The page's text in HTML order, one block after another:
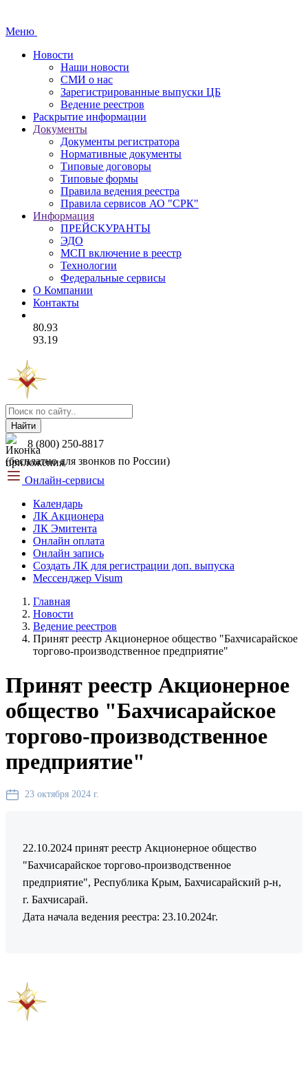
Меню
Новости
Наши новости
СМИ о нас
Зарегистрированные выпуски ЦБ
Ведение реестров
Раскрытие информации
Документы
Документы регистратора
Нормативные документы
Типовые договоры
Типовые формы
Правила ведения реестра
Правила сервисов АО "СРК"
Информация
ПРЕЙСКУРАНТЫ
ЭДО
МСП включение в реестр
Технологии
Федеральные сервисы
О Компании
Контакты
80.93
93.19
Найти
8 (800) 250-8817
(бесплатно для звонков по России)
Онлайн-сервисы
Календарь
ЛК Акционера
ЛК Эмитента
Онлайн оплата
Онлайн запись
Создать ЛК для регистрации доп. выпуска
Мессенджер Visum
Главная
Новости
Ведение реестров
Принят реестр Акционерное общество "Бахчисарайское
торгово-производственное предприятие"
Принят реестр Акционерное
общество "Бахчисарайское
торгово-производственное
предприятие"
23 октября 2024 г.
22.10.2024 принят реестр Акционерное общество
"Бахчисарайское торгово-производственное
предприятие", Республика Крым, Бахчисарайский р-н,
г. Бахчисарай.
Дата начала ведения реестра: 23.10.2024г.